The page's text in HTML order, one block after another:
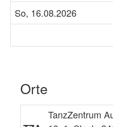
So, 16.08.2026
Orte
TanzZentrum